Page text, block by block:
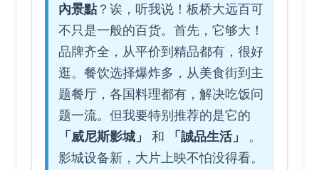
內景點？诶，听我说！板桥大远百可
不只是一般的百货。首先，它够大！
品牌齐全，从平价到精品都有，很好
逛。餐饮选择爆炸多，从美食街到主
题餐厅，各国料理都有，解决吃饭问
题一流。但我要特别推荐的是它的
「威尼斯影城」
和 「誠品生活」
。
影城设备新，大片上映不怕没得看。